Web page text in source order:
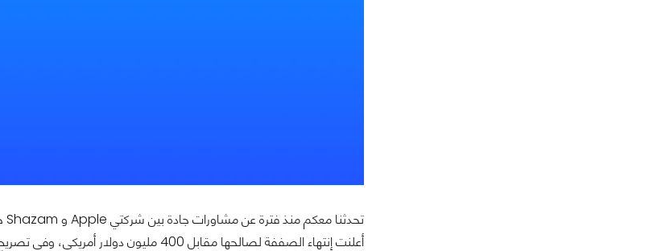
أعلنت إنتهاء الصففة لصالحها مقابل 400 مليون دولار أمريكي، وفي تصريح لموقع